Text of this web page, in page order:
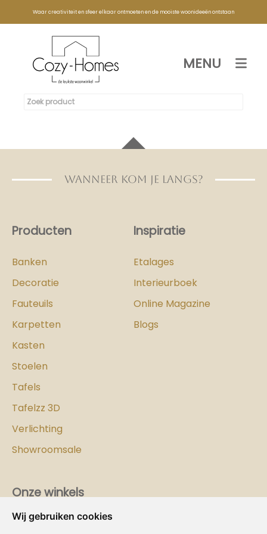
Wij gebruiken cookies
Waar creativiteit en sfeer elkaar ontmoeten en de mooiste woonideeën ontstaan
MENU
WANNEER KOM JE LANGS?
Producten
Banken
Decoratie
Fauteuils
Karpetten
Kasten
Stoelen
Tafels
Tafelzz 3D
Verlichting
Showroomsale
Inspiratie
Etalages
Interieurboek
Online Magazine
Blogs
Onze winkels
Vind hier deCozy-Homes winkel bij jou in de buurt!